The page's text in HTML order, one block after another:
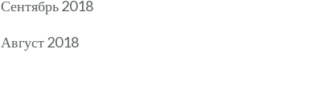
Сентябрь 2018
Август 2018